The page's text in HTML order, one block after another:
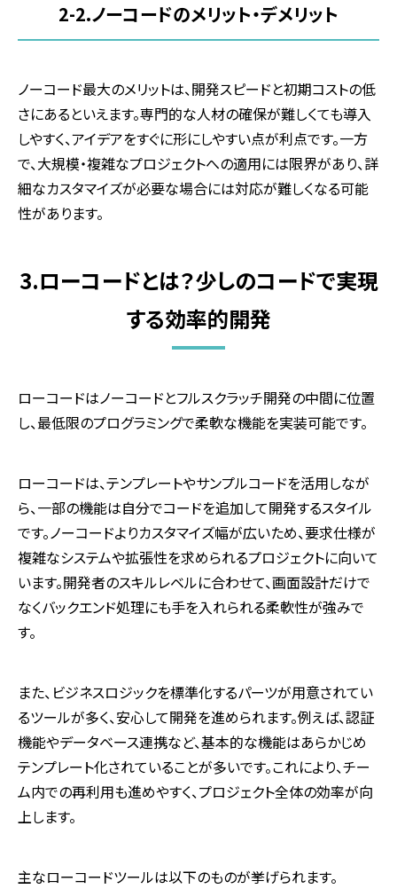
2-2.ノーコードのメリット・デメリット
ノーコード最大のメリットは、開発スピードと初期コストの低
さにあるといえます。専門的な人材の確保が難しくても導入
しやすく、アイデアをすぐに形にしやすい点が利点です。一方
で、大規模・複雑なプロジェクトへの適用には限界があり、詳
細なカスタマイズが必要な場合には対応が難しくなる可能
性があります。
3.ローコードとは？少しのコードで実現
する効率的開発
ローコードはノーコードとフルスクラッチ開発の中間に位置
し、最低限のプログラミングで柔軟な機能を実装可能です。
ローコードは、テンプレートやサンプルコードを活用しなが
ら、一部の機能は自分でコードを追加して開発するスタイル
です。ノーコードよりカスタマイズ幅が広いため、要求仕様が
複雑なシステムや拡張性を求められるプロジェクトに向いて
います。開発者のスキルレベルに合わせて、画面設計だけで
なくバックエンド処理にも手を入れられる柔軟性が強みで
す。
また、ビジネスロジックを標準化するパーツが用意されてい
るツールが多く、安心して開発を進められます。例えば、認証
機能やデータベース連携など、基本的な機能はあらかじめ
テンプレート化されていることが多いです。これにより、チー
ム内での再利用も進めやすく、プロジェクト全体の効率が向
上します。
主なローコードツールは以下のものが挙げられます。